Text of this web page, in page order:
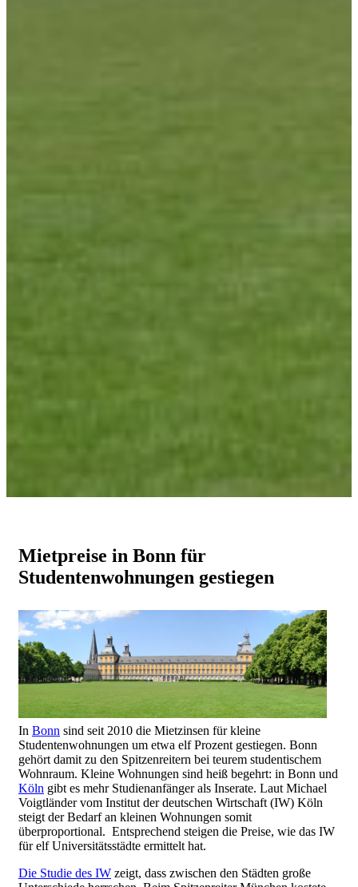
Mietpreise in Bonn für
Studentenwohnungen gestiegen
In Bonn sind seit 2010 die Mietzinsen für kleine
Studentenwohnungen um etwa elf Prozent gestiegen. Bonn
gehört damit zu den Spitzenreitern bei teurem studentischem
Wohnraum. Kleine Wohnungen sind heiß begehrt: in Bonn und
Köln gibt es mehr Studienanfänger als Inserate. Laut Michael
Voigtländer vom Institut der deutschen Wirtschaft (IW) Köln
steigt der Bedarf an kleinen Wohnungen somit
überproportional. Entsprechend steigen die Preise, wie das IW
für elf Universitätsstädte ermittelt hat.
Die Studie des IW zeigt, dass zwischen den Städten große